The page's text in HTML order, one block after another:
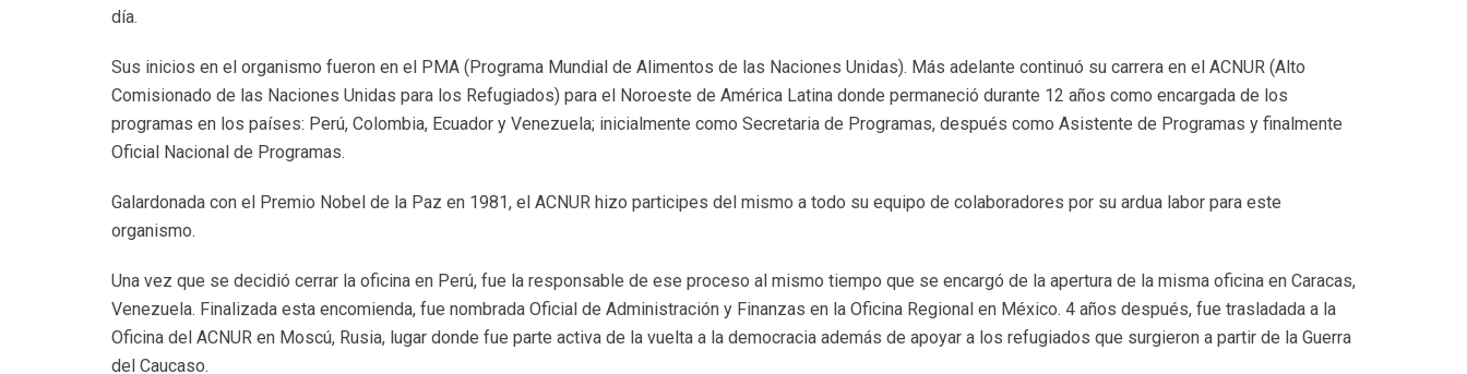
día.
Sus inicios en el organismo fueron en el PMA (Programa Mundial de Alimentos de las Naciones Unidas). Más adelante continuó su carrera en el ACNUR (Alto
Comisionado de las Naciones Unidas para los Refugiados) para el Noroeste de América Latina donde permaneció durante 12 años como encargada de los
programas en los países: Perú, Colombia, Ecuador y Venezuela; inicialmente como Secretaria de Programas, después como Asistente de Programas y finalmente
Oficial Nacional de Programas.
Galardonada con el Premio Nobel de la Paz en 1981, el ACNUR hizo participes del mismo a todo su equipo de colaboradores por su ardua labor para este
organismo.
Una vez que se decidió cerrar la oficina en Perú, fue la responsable de ese proceso al mismo tiempo que se encargó de la apertura de la misma oficina en Caracas,
Venezuela. Finalizada esta encomienda, fue nombrada Oficial de Administración y Finanzas en la Oficina Regional en México. 4 años después, fue trasladada a la
Oficina del ACNUR en Moscú, Rusia, lugar donde fue parte activa de la vuelta a la democracia además de apoyar a los refugiados que surgieron a partir de la Guerra
del Caucaso.